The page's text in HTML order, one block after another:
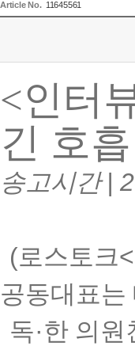
Article No. 11645561
<인터
긴 호
송고시간 |
(로스토크<
공동대표는
독·한 의원